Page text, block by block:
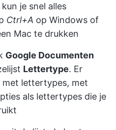
je snel alles
Ctrl+A op Windows of
Mac te drukken
Google Documenten
Lettertype. Er
lettertypes, met
als lettertypes die je